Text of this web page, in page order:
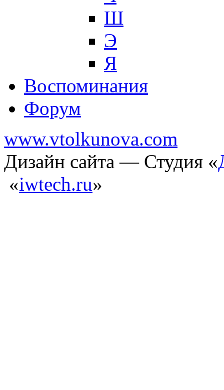
Ш
Э
Я
Воспоминания
Форум
www.vtolkunova.com
Дизайн сайта — Студия «
«iwtech.ru»